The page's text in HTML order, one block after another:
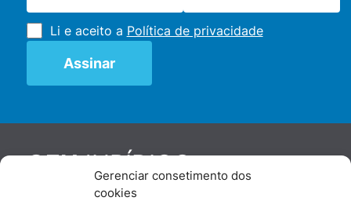
Gerenciar consetimento dos
cookies
Li e aceito a Política de privacidade
GENJURÍDICO
De maneira independente, os autores e